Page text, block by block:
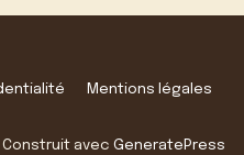
Mentions légales
Construit avec GeneratePress